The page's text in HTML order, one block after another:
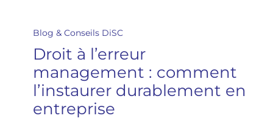
l’erreur
management
comment
l’instaurer
durablement
en
Blog & Conseils DiSC
Droit à l’erreur
management : comment
l’instaurer durablement en
entreprise